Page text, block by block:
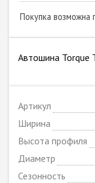
Покупка возможна
Автошина
Артикул
Ширина
Высота профиля
Диаметр
Сезонность